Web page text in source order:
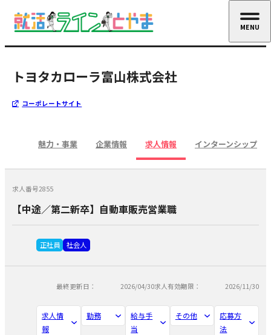
トヨタカローラ富山株式会社
コーポレートサイト
魅力・事業 企業情報 求人情報 インターンシップ
求人番号2855
【中途／第二新卒】自動車販売営業職
正社員 社会人
最終更新日： 2026/04/30求人有効期限： 2026/11/30
求人情
報
勤務
給与手
当
その他
応募方
法
MENU